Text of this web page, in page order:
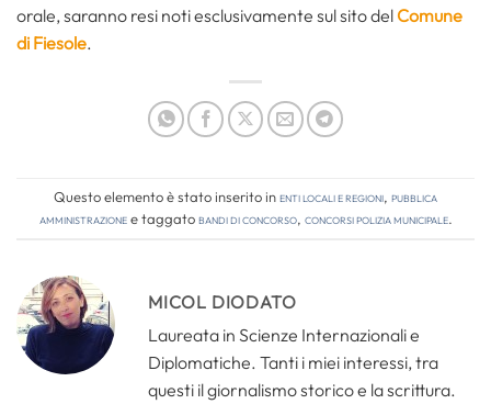
orale, saranno resi noti esclusivamente sul sito delComune
di Fiesole.
Questo elemento è stato inserito inEnti locali e regioni, Pubblica
amministrazionee taggatobandi di concorso, concorsi polizia municipale.
MICOL DIODATO
Laureata in Scienze Internazionali e
Diplomatiche. Tanti i miei interessi, tra
questi il giornalismo storico e la scrittura.